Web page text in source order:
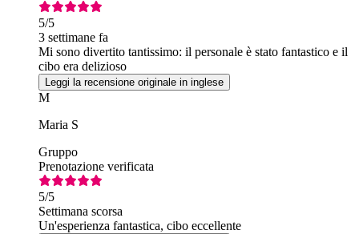
5/5
3 settimane fa
Mi sono divertito tantissimo: il personale è stato fantastico e il
cibo era delizioso
Leggi la recensione originale in inglese
M
Maria S
Gruppo
Prenotazione verificata
5/5
Settimana scorsa
Un'esperienza fantastica, cibo eccellente